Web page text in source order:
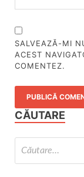
SALVEAZĂ-MI
ACEST
COMENTEZ.
CĂUTARE